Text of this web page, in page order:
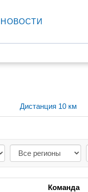
НОВОСТИ
Дистанция 10 км
Команда